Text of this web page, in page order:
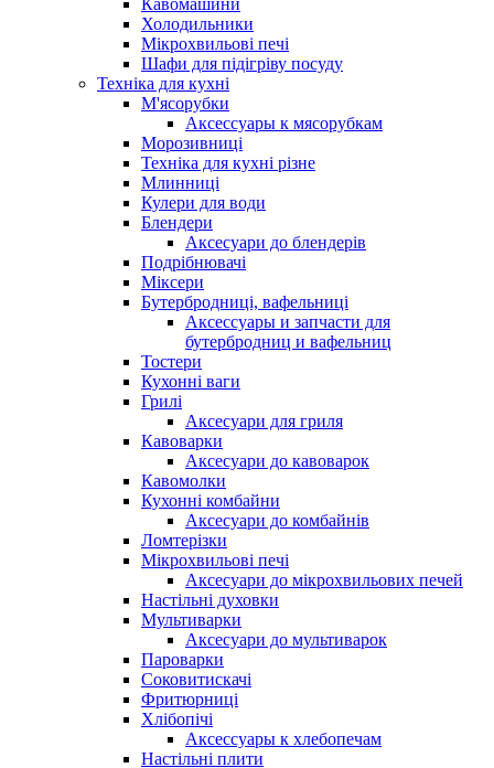
Кавомашини
Холодильники
Мікрохвильові печі
Шафи для підігріву посуду
Техніка для кухні
М'ясорубки
Аксессуары к мясорубкам
Морозивниці
Техніка для кухні різне
Млинниці
Кулери для води
Блендери
Аксесуари до блендерів
Подрібнювачі
Міксери
Бутербродниці, вафельниці
Аксессуары и запчасти для
бутербродниц и вафельниц
Тостери
Кухонні ваги
Грилі
Аксесуари для гриля
Кавоварки
Аксесуари до кавоварок
Кавомолки
Кухонні комбайни
Аксесуари до комбайнів
Ломтерізки
Мікрохвильові печі
Аксесуари до мікрохвильових печей
Настільні духовки
Мультиварки
Аксесуари до мультиварок
Пароварки
Соковитискачі
Фритюрниці
Хлібопічі
Аксессуары к хлебопечам
Настільні плити